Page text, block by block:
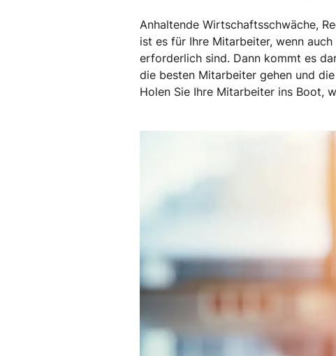
Anhaltende Wirtschaftsschwäche,
ist es für Ihre Mitarbeiter, wenn
erforderlich sind. Dann kommt es
die besten Mitarbeiter gehen und
Holen Sie Ihre Mitarbeiter ins Boot,